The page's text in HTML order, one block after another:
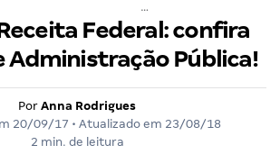
Federal: confira
Administração Pública!
Por Anna Rodrigues
20/09/17 • Atualizado em 23/08/18
2 min. de leitura